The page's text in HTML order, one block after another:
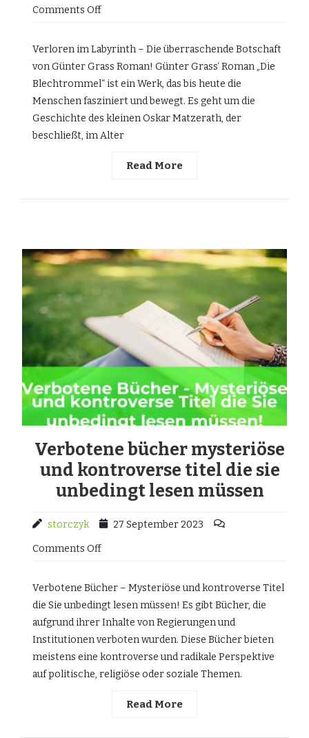
Comments Off
Verloren im Labyrinth – Die überraschende Botschaft
von Günter Grass Roman! Günter Grass‘ Roman „Die
Blechtrommel“ ist ein Werk, das bis heute die
Menschen fasziniert und bewegt. Es geht um die
Geschichte des kleinen Oskar Matzerath, der
beschließt, im Alter
Read More
Verbotene bücher mysteriöse
und kontroverse titel die sie
unbedingt lesen müssen
storczyk 27 September 2023
Comments Off
Verbotene Bücher – Mysteriöse und kontroverse Titel
die Sie unbedingt lesen müssen! Es gibt Bücher, die
aufgrund ihrer Inhalte von Regierungen und
Institutionen verboten wurden. Diese Bücher bieten
meistens eine kontroverse und radikale Perspektive
auf politische, religiöse oder soziale Themen.
Read More